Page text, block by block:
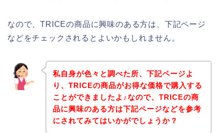
なので、TRICEの商品に興味のある方は、下記ページ
などをチェックされるとよいかもしれません。
私自身が色々と調べた所、下記ページよ
り、TRICEの商品がお得な価格で購入する
ことができましたよ♪なので、TRICEの商
品に興味のある方は下記ページなどを参考
にされてみてはいかがでしょうか？